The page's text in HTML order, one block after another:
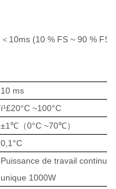
＜ 10ms (10 % FS ~ 90 % FS)
10 ms
ï¹£20°C ~100°C
±1℃（0°C ~70℃）
0,1°C
Puissance de travail continue
unique 1000W